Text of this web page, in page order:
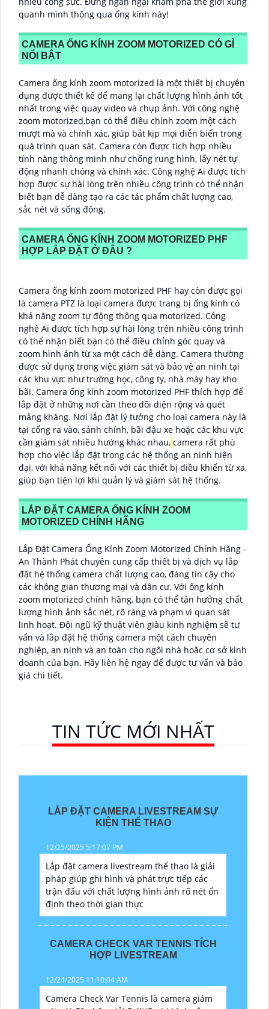
quanh mình thông qua ống kính này!
CAMERA ỐNG KÍNH ZOOM MOTORIZED CÓ GÌ
NỔI BẬT
Camera ống kính zoom motorized là một thiết bị chuyên
dụng được thiết kế để mang lại chất lượng hình ảnh tốt
nhất trong việc quay video và chụp ảnh. Với công nghệ
zoom motorized,bạn có thể điều chỉnh zoom một cách
mượt mà và chính xác, giúp bắt kịp mọi diễn biến trong
quá trình quan sát. Camera còn được tích hợp nhiều
tính năng thông minh như chống rung hình, lấy nét tự
động nhanh chóng và chính xác. Công nghệ Ai được tích
hợp được sự hài lòng trên nhiều công trình có thể nhận
biết bạn dễ dàng tạo ra các tác phẩm chất lượng cao,
sắc nét và sống động.
CAMERA ỐNG KÍNH ZOOM MOTORIZED PHF
HỢP LẮP ĐẶT Ở ĐÂU ?
Camera ống kính zoom motorized PHF hay còn được gọi
là camera PTZ là loại camera được trang bị ống kính có
khả năng zoom tự động thông qua motorized. Công
nghệ Ai được tích hợp sự hài lòng trên nhiều công trình
có thể nhận biết bạn có thể điều chỉnh góc quay và
zoom hình ảnh từ xa một cách dễ dàng. Camera thường
được sử dụng trong việc giám sát và bảo vệ an ninh tại
các khu vực như trường học, công ty, nhà máy hay kho
bãi. Camera ống kính zoom motorized PHF thích hợp để
lắp đặt ở những nơi cần theo dõi diện rộng và quét
mảng kháng. Nơi lắp đặt lý tưởng cho loại camera này là
tại cổng ra vào, sảnh chính, bãi đậu xe hoặc các khu vực
cần giám sát nhiều hướng khác nhau, camera rất phù
hợp cho việc lắp đặt trong các hệ thống an ninh hiện
đại, với khả năng kết nối với các thiết bị điều khiển từ xa,
giúp bạn tiện lợi khi quản lý và giám sát hệ thống.
LẮP ĐẶT CAMERA ỐNG KÍNH ZOOM
MOTORIZED CHÍNH HÃNG
Lắp Đặt Camera Ống Kính Zoom Motorized Chính Hãng -
An Thành Phát chuyên cung cấp thiết bị và dịch vụ lắp
đặt hệ thống camera chất lượng cao, đáng tin cậy cho
các không gian thương mại và dân cư. Với ống kính
zoom motorized chính hãng, bạn có thể tận hưởng chất
lượng hình ảnh sắc nét, rõ ràng và phạm vi quan sát
linh hoạt. Đội ngũ kỹ thuật viên giàu kinh nghiệm sẽ tư
vấn và lắp đặt hệ thống camera một cách chuyên
nghiệp, an ninh và an toàn cho ngôi nhà hoặc cơ sở kinh
doanh của bạn. Hãy liên hệ ngay để được tư vấn và báo
giá chi tiết.
TIN TỨC MỚI NHẤT
LẮP ĐẶT CAMERA LIVESTREAM SỰ
KIỆN THỂ THAO
12/25/2025 5:17:07 PM
Lắp đặt camera livestream thể thao là giải
pháp giúp ghi hình và phát trực tiếp các
trận đấu với chất lượng hình ảnh rõ nét ổn
định theo thời gian thực
CAMERA CHECK VAR TENNIS TÍCH
HỢP LIVESTREAM
12/24/2025 11:10:04 AM
Camera Check Var Tennis là camera giám